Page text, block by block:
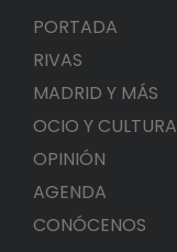
PORTADA
RIVAS
MADRID Y MÁS
OCIO Y CULTURA
OPINIÓN
AGENDA
CONÓCENOS